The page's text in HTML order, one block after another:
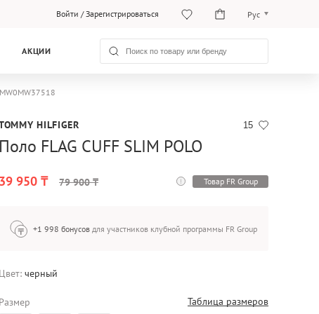
Войти /Зарегистрироваться Рус
Қаз
АКЦИИ
15
HILFIGER
Поло FLAG CUFF SLIM POLO
39 950 ₸ 79 900 ₸ Товар FR Group
+1 998 бонусов для участников клубной программы FR Group
Цвет: черный
Размер Таблица размеров